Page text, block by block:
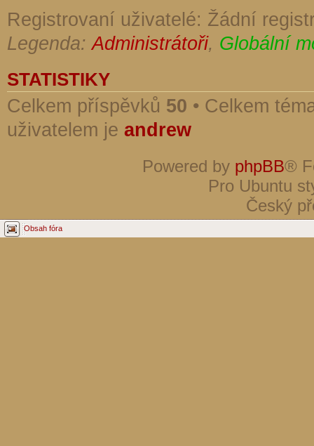
Registrovaní uživatelé: Žádní
Legenda:Administrátoři, Globální
STATISTIKY
Celkem příspěvků 50 • Celkem
uživatelem je andrew
Powered by phpBB®
Pro Ubuntu
Český
Obsah fóra